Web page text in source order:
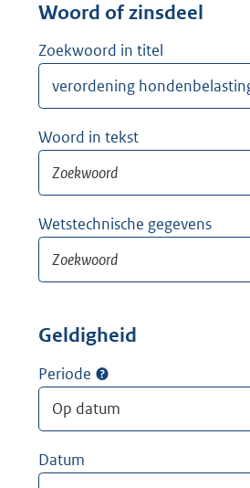
Woord of zinsdeel
Zoekwoord in titel
Woord in tekst
Wetstechnische gegevens
Geldigheid
Periode
Datum